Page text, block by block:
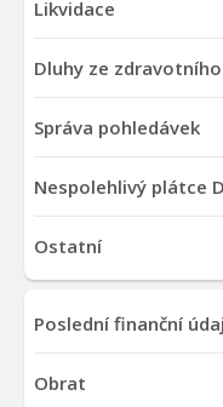
Likvidace
Dluhy ze
Správa pohledávek
Nespolehlivý plátce
Ostatní
Poslední finanční
Obrat